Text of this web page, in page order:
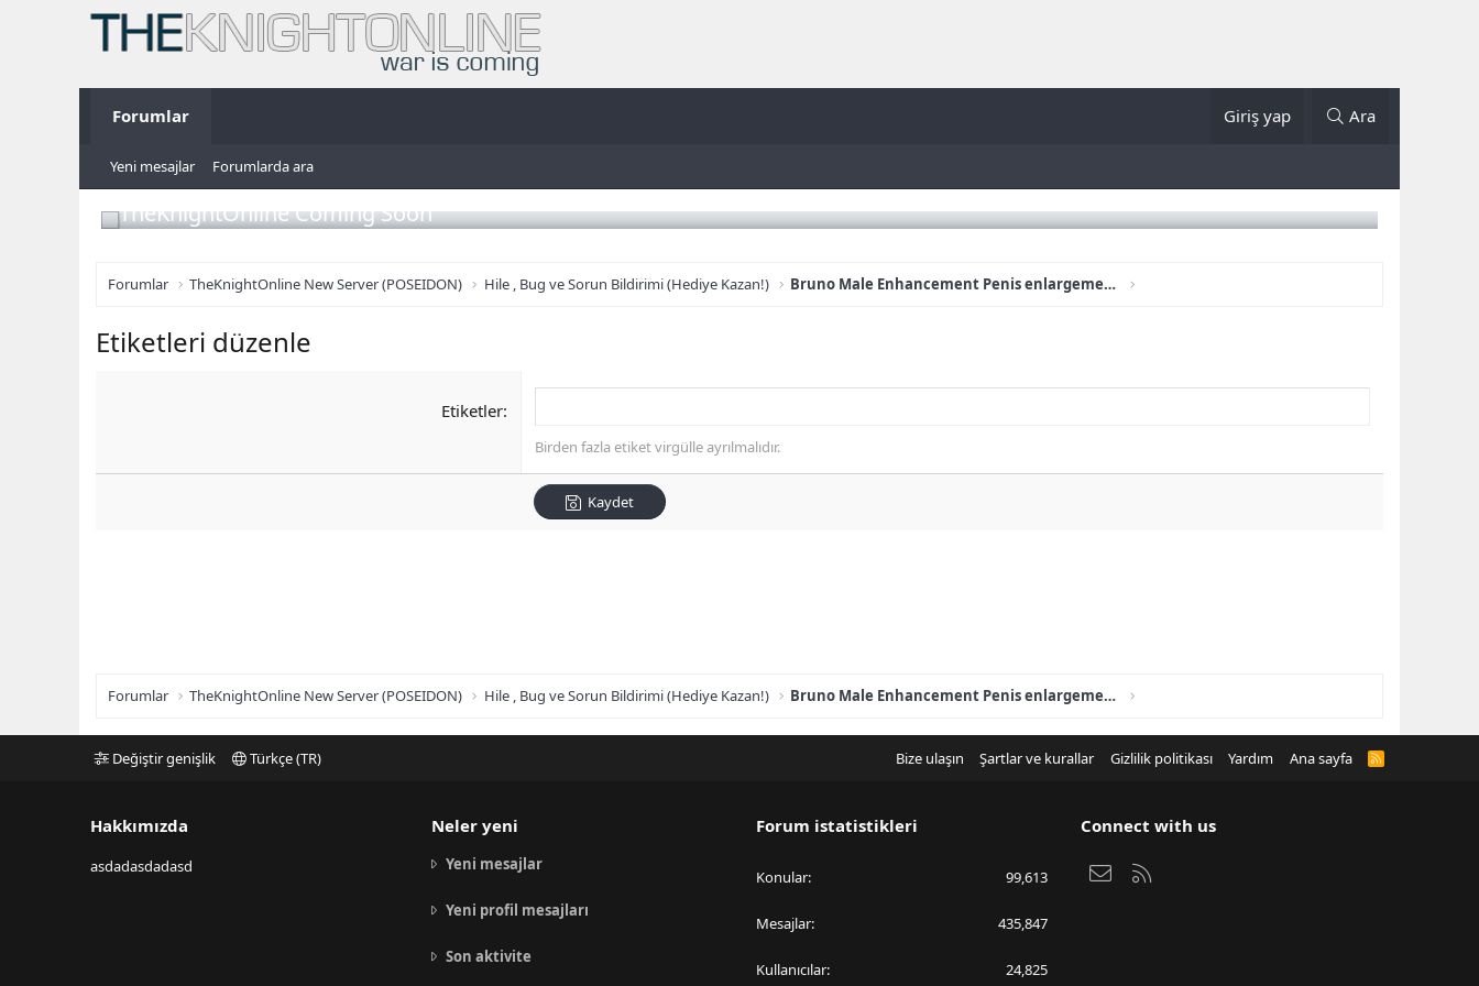
Forumlar Giriş yap Ara
Yeni mesajlar Forumlarda ara
TheKnightOnline Coming Soon
Forumlar TheKnightOnline New Server (POSEIDON) Hile , Bug ve Sorun Bildirimi (Hediye Kazan!) Bruno Male Enhancement Penis enlargement :Bruno Male Enhancement Official Website.
Etiketleri düzenle
Etiketler
Birden fazla etiket virgülle ayrılmalıdır.
Kaydet
Forumlar TheKnightOnline New Server (POSEIDON) Hile , Bug ve Sorun Bildirimi (Hediye Kazan!) Bruno Male Enhancement Penis enlargement :Bruno Male Enhancement Official Website.
Değiştir genişlik Türkçe (TR) Bize ulaşın Şartlar ve kurallar Gizlilik politikası Yardım Ana sayfa
R
Hakkımızda
asdadasdadasd
Neler yeni
Yeni mesajlar
Yeni profil mesajları
Son aktivite
Forum istatistikleri
Konular 99,613
Mesajlar 435,847
Kullanıcılar 24,825
Connect with us
Bize ulaşın